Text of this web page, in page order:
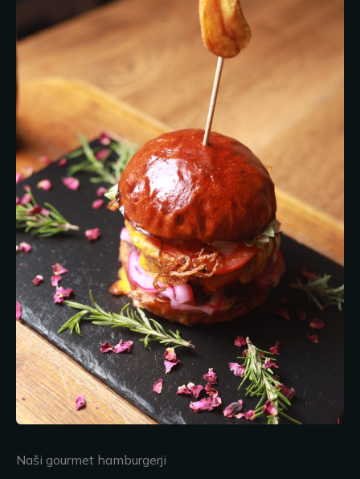
Naši gourmet hamburgerji